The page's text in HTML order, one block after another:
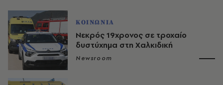
ΚΟΙΝΩΝΙΑ
Νεκρός 19χρονος σε τροχαίο
δυστύχημα στη Χαλκιδική
Newsroom